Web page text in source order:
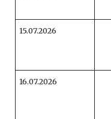
15.07.2026
16.07.2026